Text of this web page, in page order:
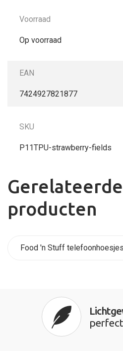
Voorraad
Op voorraad
EAN
7424927821877
SKU
P11TPU-strawberry-fields
Gerelateerde
producten
Food 'n Stuff telefoonhoesjes